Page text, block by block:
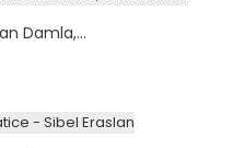
Damla,...